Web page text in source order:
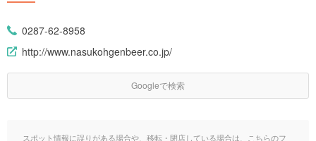
0287-62-8958
http://www.nasukohgenbeer.co.jp/
Googleで検索
スポット情報に誤りがある場合や、移転・閉店している場合は、こちらのフ